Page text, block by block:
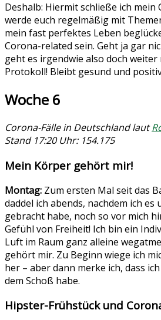
Deshalb: Hiermit schließe ich
werde euch regelmäßig mit
mein fast perfektes Leben
Corona-related sein. Geht ja gar
geht es irgendwie also doch weiter
Protokoll! Bleibt gesund und
Woche 6
Corona-Fälle in Deutschland laut
Stand 17:20 Uhr: 154.175
Mein Körper gehört mir!
Montag: Zum ersten Mal seit das
daddel ich abends, nachdem ich es
gebracht habe, noch so vor mich
Gefühl von Freiheit! Ich bin ein
Luft im Raum ganz alleine
gehört mir. Zu Beginn wiege ich
her – aber dann merke ich, dass
dem Schoß habe.
Hipster-Frühstück und